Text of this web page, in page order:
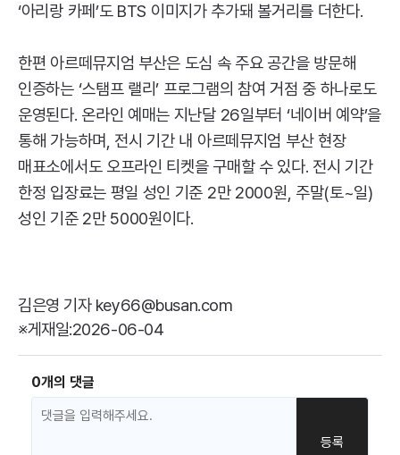
‘아리랑 카페’도 BTS 이미지가 추가돼 볼거리를 더한다.
한편 아르떼뮤지엄 부산은 도심 속 주요 공간을 방문해
인증하는 ‘스탬프 랠리’ 프로그램의 참여 거점 중 하나로도
운영된다. 온라인 예매는 지난달 26일부터 ‘네이버 예약’을
통해 가능하며, 전시 기간 내 아르떼뮤지엄 부산 현장
매표소에서도 오프라인 티켓을 구매할 수 있다. 전시 기간
한정 입장료는 평일 성인 기준 2만 2000원, 주말(토~일)
성인 기준 2만 5000원이다.
김은영 기자 key66@busan.com
※게재일:2026-06-04
0개의 댓글